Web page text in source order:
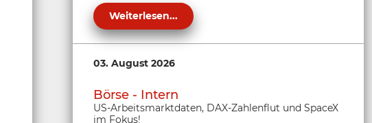
Weiterlesen...
03. August 2026
Börse - Intern
US-Arbeitsmarktdaten, DAX-Zahlenflut und SpaceX
im Fokus!